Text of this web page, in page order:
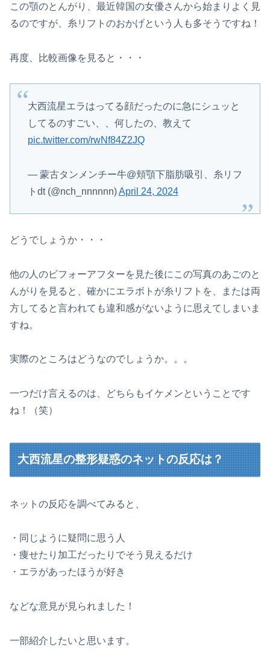
この顎のとんがり、最近韓国の女優さんから始まりよく見
るのですが、糸リフトのおかげという人も多そうですね！
再度、比較画像を見ると・・・
大西流星エラはってる顔だったのに急にシュッと
してるのすごい、、何したの、教えて
pic.twitter.com/rwNf84Z2JQ
— 蒙古タンメンチー牛@頬顎下脂肪吸引、糸リフ
トdt (@nch_nnnnnn)April 24, 2024
どうでしょうか・・・
他の人のビフォーアフターを見た後にこの写真のあごのと
んがりを見ると、確かにエラボトが糸リフトを、または両
方してると言われても違和感がないように思えてしまいま
すね。
実際のところはどうなのでしょうか。。。
一つだけ言えるのは、どちらもイケメンということです
ね！（笑）
大西流星の整形疑惑のネットの反応は？
ネットの反応を調べてみると、
・同じように疑問に思う人
・痩せたり加工だったりでそう見えるだけ
・エラがあったほうが好き
などな意見が見られました！
一部紹介したいと思います。